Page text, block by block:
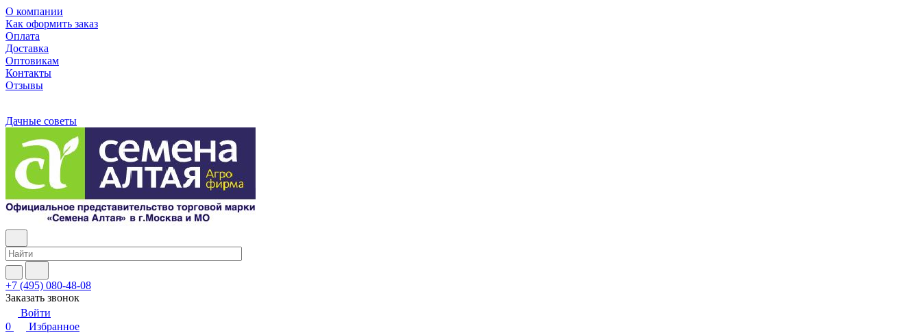
О компании
Как оформить заказ
Оплата
Доставка
Оптовикам
Контакты
Отзывы
Дачные советы
+7 (495) 080-48-08
Заказать звонок
Войти
0
Избранное